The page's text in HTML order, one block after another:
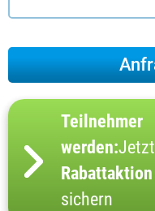
Teilnehmer
werden:Jetzt
Rabattaktion
sichern